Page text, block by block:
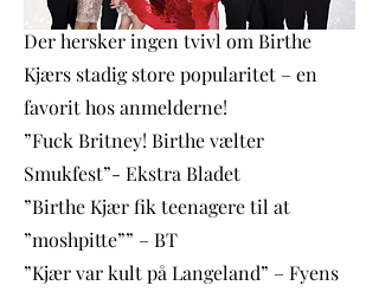
Der hersker ingen tvivl om Birthe
Kjærs stadig store popularitet – en
favorit hos anmelderne!
”Fuck Britney! Birthe vælter
Smukfest”- Ekstra Bladet
”Birthe Kjær fik teenagere til at
”moshpitte”” – BT
”Kjær var kult på Langeland” – Fyens